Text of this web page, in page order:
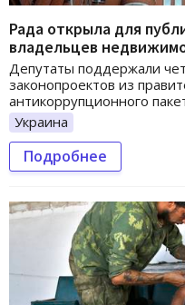
Рада открыла для
владельцев
Депутаты поддержали
законопроектов из
антикоррупционного
Украина
Подробнее